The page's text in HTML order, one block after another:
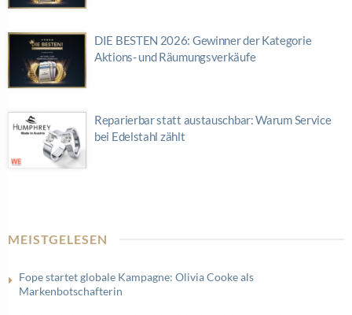
DIE BESTEN 2026: Gewinner der Kategorie
Aktions- und Räumungsverkäufe
Reparierbar statt austauschbar: Warum Service
bei Edelstahl zählt
MEISTGELESEN
Fope startet globale Kampagne: Olivia Cooke als
Markenbotschafterin